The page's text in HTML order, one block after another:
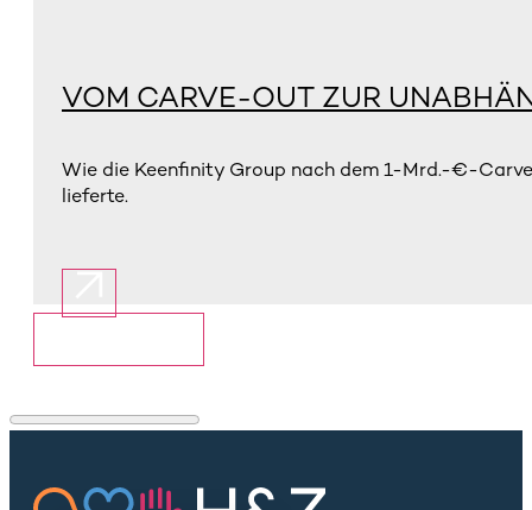
VOM CARVE-OUT ZUR
Wie die Keenfinity Group nach dem 1-Mrd.-€-
lieferte.